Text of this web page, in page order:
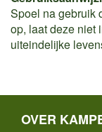
Spoel na gebruik
op, laat deze niet
uiteindelijke
OVER